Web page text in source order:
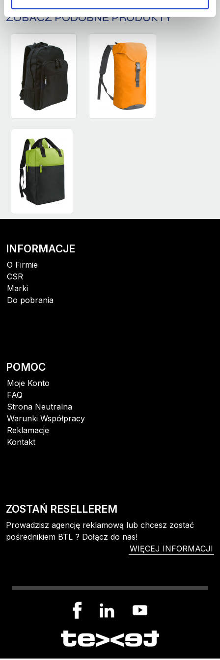
ZOBACZ PODOBNE PRODUKTY
INFORMACJE
O Firmie
CSR
Marki
Do pobrania
POMOC
Moje Konto
FAQ
Strona Neutralna
Warunki Współpracy
Reklamacje
Kontakt
ZOSTAŃ RESELLEREM
Prowadzisz agencję reklamową lub chcesz zostać
pośrednikiem BTL ? Dołącz do nas!
WIĘCEJ INFORMACJI